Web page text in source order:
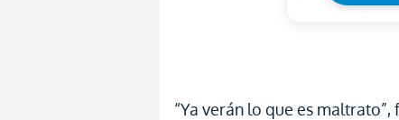
“Ya verán lo que es